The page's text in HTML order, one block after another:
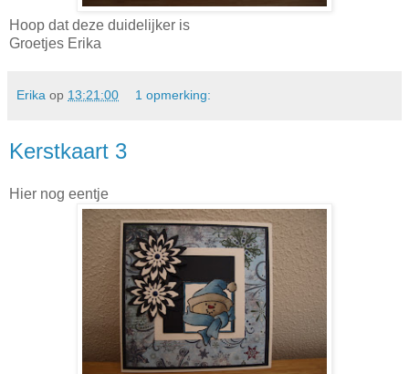
Hoop dat deze duidelijker is
Groetjes Erika
Erika op 13:21:00 1 opmerking:
Kerstkaart 3
Hier nog eentje